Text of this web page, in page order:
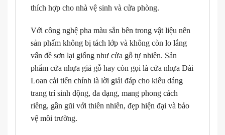
thích hợp cho nhà vệ sinh và cửa phòng.
Với công nghệ pha màu sẳn bên trong vật liệu nên
sản phẩm không bị tách lớp và không còn lo lắng
vấn đề sơn lại giống như cửa gỗ tự nhiên. Sản
phẩm cửa nhựa giả gỗ hay còn gọi là cửa nhựa Đài
Loan cải tiến chính là lời giải đáp cho kiểu dáng
trang trí sinh động, đa dạng, mang phong cách
riêng, gần gũi với thiên nhiên, đẹp hiện đại và bảo
vệ môi trường.